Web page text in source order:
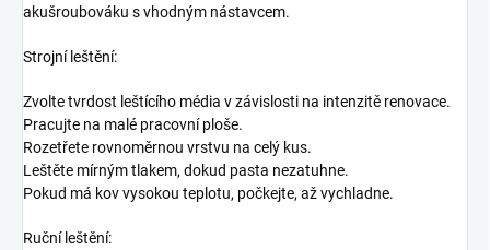
akušroubováku s vhodným nástavcem.
Strojní leštění:
Zvolte tvrdost leštícího média v závislosti na intenzitě renovace.
Pracujte na malé pracovní ploše.
Rozetřete rovnoměrnou vrstvu na celý kus.
Leštěte mírným tlakem, dokud pasta nezatuhne.
Pokud má kov vysokou teplotu, počkejte, až vychladne.
Ruční leštění: